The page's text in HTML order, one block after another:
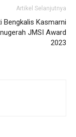
Artikel Selanjutnya
Bengkalis Kasmarni
JMSI Award
2023